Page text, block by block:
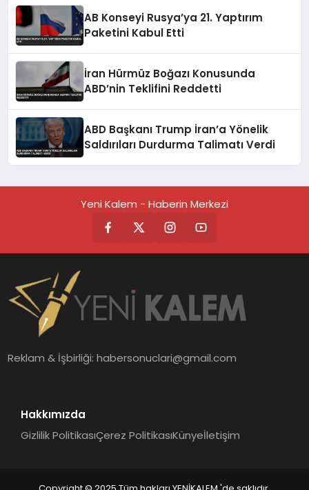
AB Konseyi Rusya’ya 21. Yaptırım
Paketini Kabul Etti
İran Hürmüz Boğazı Konusunda
ABD’nin Teklifini Reddetti
ABD Başkanı Trump İran’a Yönelik
Saldırıları Durdurma Talimatı Verdi
Yeni Kalem - Haberin Merkezi
Reklam & İşbirliği:habersonuclari@gmail.com
Hakkımızda
Gizlilik PolitikasıÇerez PolitikasıKünyeİletişim